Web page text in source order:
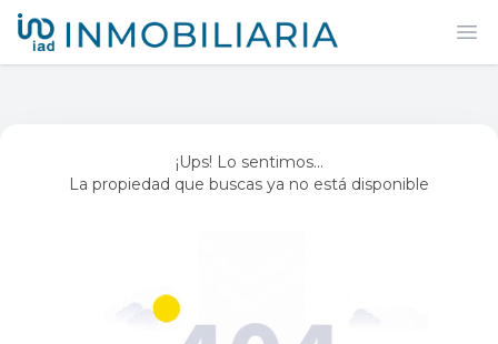
iad México
¡Ups! Lo sentimos...
La propiedad que buscas ya no está disponible